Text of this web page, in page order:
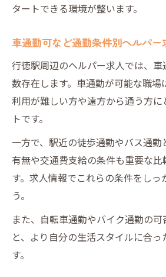
タートできる環境が整います。
車通勤可など通勤条件別ヘルパー
行徳駅周辺のヘルパー求人では、
数存在します。車通勤が可能な職場
利用が難しい方や遠方から通う方に
トです。
一方で、駅近の徒歩通勤やバス通勤
有無や交通費支給の条件も重要な
す。求人情報でこれらの条件をしっ
う。
また、自転車通勤やバイク通勤の
と、より自分の生活スタイルに合
す。